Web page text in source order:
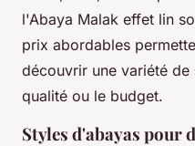
l'Abaya Malak effet lin
prix abordables
découvrir une variété de
qualité ou le budget.
Styles d'abayas pour